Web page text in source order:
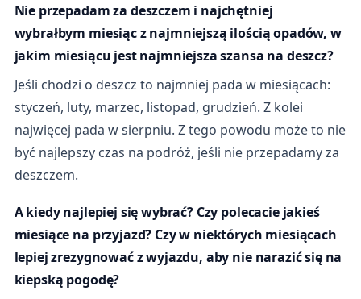
Nie przepadam za deszczem i najchętniej
wybrałbym miesiąc z najmniejszą ilością opadów, w
jakim miesiącu jest najmniejsza szansa na deszcz?
Jeśli chodzi o deszcz to najmniej pada w miesiącach:
styczeń, luty, marzec, listopad, grudzień. Z kolei
najwięcej pada w sierpniu. Z tego powodu może to nie
być najlepszy czas na podróż, jeśli nie przepadamy za
deszczem.
A kiedy najlepiej się wybrać? Czy polecacie jakieś
miesiące na przyjazd? Czy w niektórych miesiącach
lepiej zrezygnować z wyjazdu, aby nie narazić się na
kiepską pogodę?